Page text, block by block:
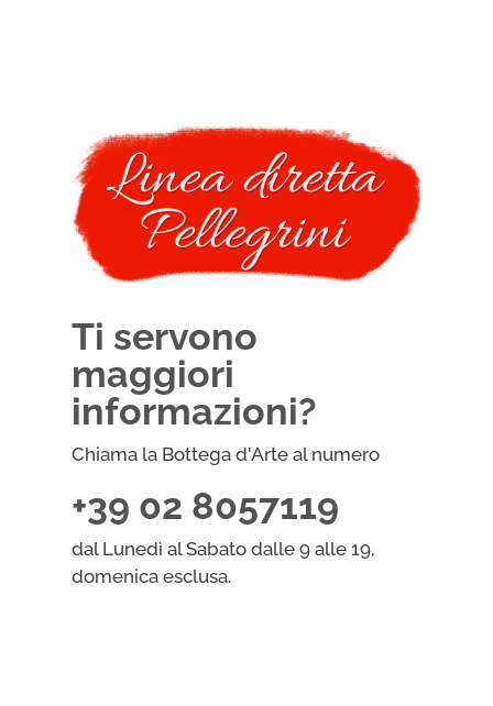
Ti servono
maggiori
informazioni?
Chiama la Bottega d'Arte al numero
+39 02 8057119
dal Lunedì al Sabato dalle 9 alle 19,
domenica esclusa.